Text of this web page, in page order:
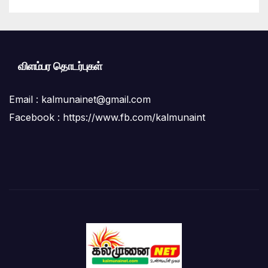
விளம்பர தொடர்புகள்
Email : kalmunainet@gmail.com
Facebook : https://www.fb.com/kalmunaint